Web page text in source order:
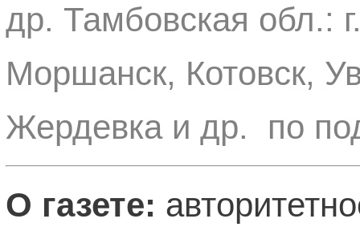
др. Тамбовская обл.:
Моршанск, Котовск,
Жердевка и др. по
О газете: